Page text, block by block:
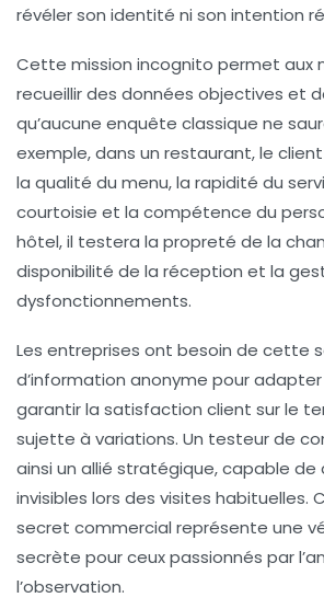
révéler son identité ni son intention
Cette mission incognito permet aux
recueillir des données objectives et
qu’aucune enquête classique ne
exemple, dans un restaurant, le
la qualité du menu, la rapidité du
courtoisie et la compétence du
hôtel, il testera la propreté de la
disponibilité de la réception et la
dysfonctionnements.
Les entreprises ont besoin de cette
d’information anonyme pour
garantir la satisfaction client sur le
sujette à variations. Un testeur de
ainsi un allié stratégique, capable
invisibles lors des visites habituelles.
secret commercial représente une
secrète pour ceux passionnés par
l’observation.